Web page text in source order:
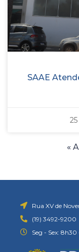
SAAE
«
Rua XV de
(19) 3492-9200
Seg - Sex: 8h30